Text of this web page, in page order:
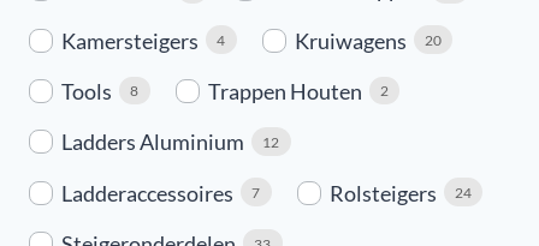
Kamersteigers 4 Kruiwagens 20
Tools 8 Trappen Houten 2
Ladders Aluminium 12
Ladderaccessoires 7 Rolsteigers 24